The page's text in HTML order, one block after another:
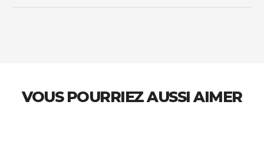
VOUS POURRIEZ AUSSI AIMER